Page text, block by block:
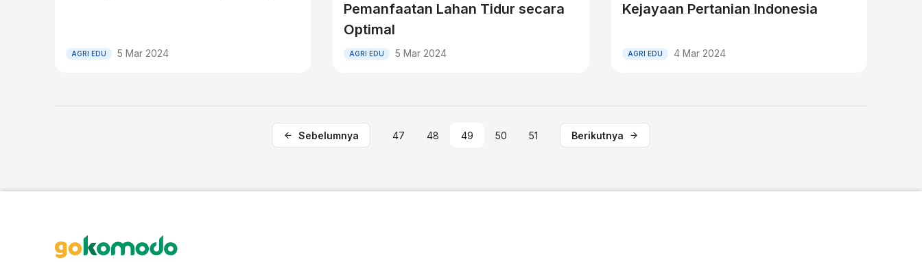
AGRI EDU 5 Mar 2024
Pemanfaatan Lahan Tidur secara
Optimal
AGRI EDU 5 Mar 2024
Kejayaan Pertanian Indonesia
AGRI EDU 4 Mar 2024
Sebelumnya 47 48 49 50 51 Berikutnya